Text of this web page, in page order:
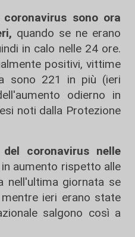
sono ora
quando se ne erano
in calo nelle 24 ore.
positivi, vittime
sono 221 in più (ieri
odierno in
noti dalla Protezione
coronavirus nelle
in aumento rispetto alle
nell'ultima giornata se
ieri erano state
salgono così a